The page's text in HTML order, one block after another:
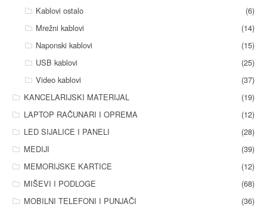
Kablovi ostalo
(6)
Mrežni kablovi
(14)
Naponski kablovi
(15)
USB kablovi
(25)
Video kablovi
(37)
KANCELARIJSKI MATERIJAL
(19)
LAPTOP RAČUNARI I OPREMA
(12)
LED SIJALICE I PANELI
(28)
MEDIJI
(39)
MEMORIJSKE KARTICE
(12)
MIŠEVI I PODLOGE
(68)
MOBILNI TELEFONI I PUNJAČI
(36)